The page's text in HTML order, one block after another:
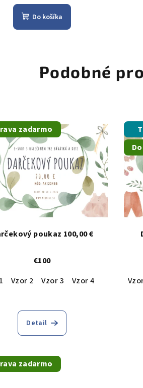
Do košíka
Podobné
sivá
zadarmo
poukaz 100,00 €
€100
Vzor 2 Vzor 3 Vzor 4
Detail
zadarmo